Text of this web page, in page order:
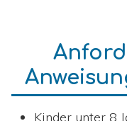
Kinder unter 8